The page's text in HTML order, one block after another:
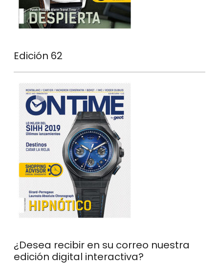
Edición 62
¿Desea recibir en su correo nuestra
edición digital interactiva?